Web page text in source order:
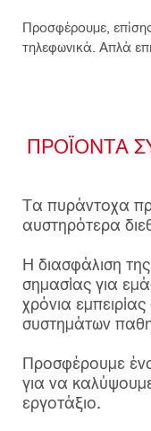
Προσφέρουμε,
τηλεφωνικά. Απλά
ΠΡΟΪΟΝΤΑ
Τα πυράντοχα
αυστηρότερα
Η διασφάλιση
σημασίας για
χρόνια
συστημάτων
Προσφέρουμε
για να
εργοτάξιο.